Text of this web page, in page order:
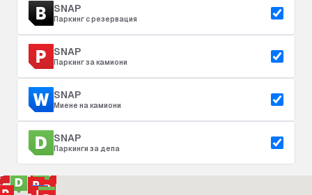
SNAP
Паркинг с резервация
SNAP
Паркинг за камиони
SNAP
Миене на камиони
SNAP
Паркинги за депа